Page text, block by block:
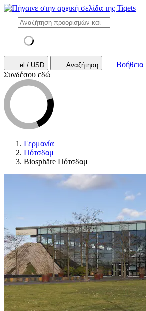
el / USD Αναζήτηση
Βοήθεια
Συνδέσου εδώ
Γερμανία
Πότσδαμ
Biosphäre Πότσδαμ